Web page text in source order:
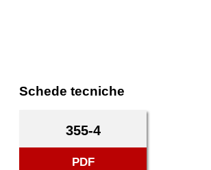
Schede tecniche
355-4
PDF